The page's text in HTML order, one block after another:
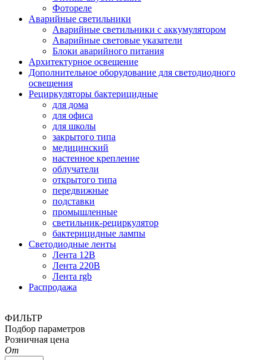
Фотореле
Аварийные светильники
Аварийные светильники с аккумулятором
Аварийные световые указатели
Блоки аварийного питания
Архитектурное освещение
Дополнительное оборудование для светодиодного
освещения
Рециркуляторы бактерицидные
для дома
для офиса
для школы
закрытого типа
медицинский
настенное крепление
облучатели
открытого типа
передвижные
подставки
промышленные
светильник-рециркулятор
бактерицидные лампы
Светодиодные ленты
Лента 12В
Лента 220В
Лента rgb
Распродажа
ФИЛЬТР
Подбор параметров
Розничная цена
От